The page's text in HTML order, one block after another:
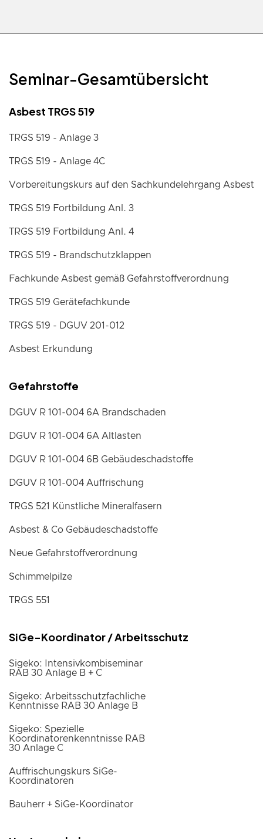
Seminar-Gesamtübersicht
Asbest TRGS 519
TRGS 519 - Anlage 3
TRGS 519 - Anlage 4C
Vorbereitungskurs auf den Sachkundelehrgang Asbest
TRGS 519 Fortbildung Anl. 3
TRGS 519 Fortbildung Anl. 4
TRGS 519 - Brandschutzklappen
Fachkunde Asbest gemäß Gefahrstoffverordnung
TRGS 519 Gerätefachkunde
TRGS 519 - DGUV 201-012
Asbest Erkundung
Gefahrstoffe
DGUV R 101-004 6A Brandschaden
DGUV R 101-004 6A Altlasten
DGUV R 101-004 6B Gebäudeschadstoffe
DGUV R 101-004 Auffrischung
TRGS 521 Künstliche Mineralfasern
Asbest & Co Gebäudeschadstoffe
Neue Gefahrstoffverordnung
Schimmelpilze
TRGS 551
SiGe-Koordinator / Arbeitsschutz
Sigeko: Intensivkombiseminar
RAB 30 Anlage B + C
Sigeko: Arbeitsschutzfachliche
Kenntnisse RAB 30 Anlage B
Sigeko: Spezielle
Koordinatorenkenntnisse RAB
30 Anlage C
Auffrischungskurs SiGe-
Koordinatoren
Bauherr + SiGe-Koordinator